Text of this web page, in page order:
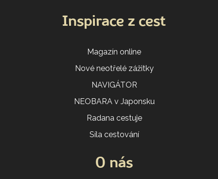
Inspirace z cest
Magazín online
Nové neotřelé zážitky
NAVIGÁTOR
NEOBARA v Japonsku
Radana cestuje
Síla cestování
O nás